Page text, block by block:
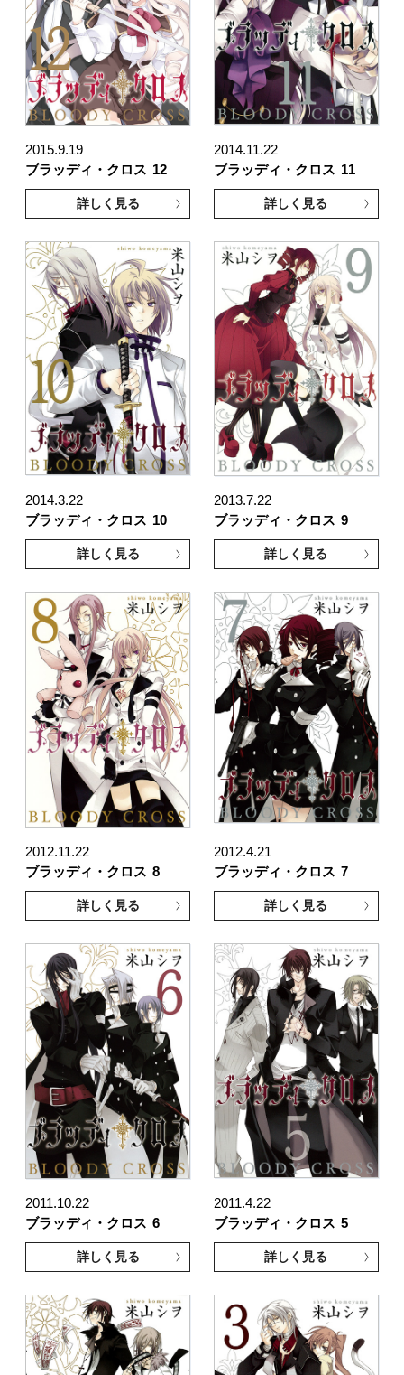
2015.9.19
ブラッディ・クロス 12
詳しく見る
2014.11.22
ブラッディ・クロス 11
詳しく見る
2014.3.22
ブラッディ・クロス 10
詳しく見る
2013.7.22
ブラッディ・クロス 9
詳しく見る
2012.11.22
ブラッディ・クロス 8
詳しく見る
2012.4.21
ブラッディ・クロス 7
詳しく見る
2011.10.22
ブラッディ・クロス 6
詳しく見る
2011.4.22
ブラッディ・クロス 5
詳しく見る